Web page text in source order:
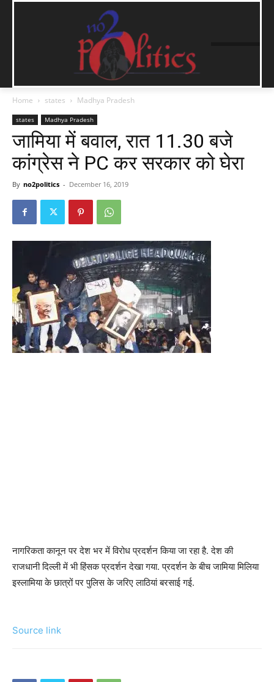
Home states Madhya Pradesh
states Madhya Pradesh
जामिया में बवाल, रात 11.30 बजे
कांग्रेस ने PC कर सरकार को घेरा
By no2politics - December 16, 2019
नागरिकता कानून पर देश भर में विरोध प्रदर्शन किया जा रहा है. देश की
राजधानी दिल्ली में भी हिंसक प्रदर्शन देखा गया. प्रदर्शन के बीच जामिया मिलिया
इस्लामिया के छात्रों पर पुलिस के जरिए लाठियां बरसाई गई.
Source link